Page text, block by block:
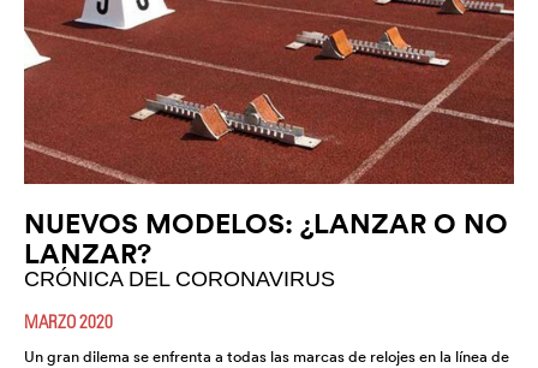
NUEVOS MODELOS: ¿LANZAR O NO
LANZAR?
CRÓNICA DEL CORONAVIRUS
MARZO 2020
Un gran dilema se enfrenta a todas las marcas de relojes en la línea de